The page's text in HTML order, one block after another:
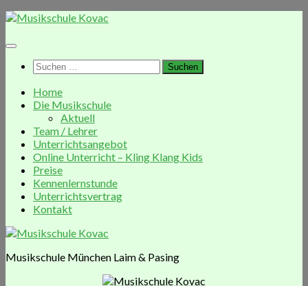
Zum
springen
Suchen
nach:
Home
Die Musikschule
Aktuell
Team / Lehrer
Unterrichtsangebot
Online Unterricht – Kling Klang Kids
Preise
Kennenlernstunde
Unterrichtsvertrag
Kontakt
Musikschule München Laim & Pasing